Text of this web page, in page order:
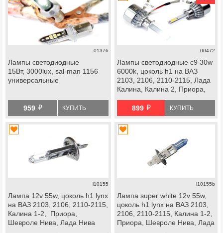
.01376
Лампы светодиодные
15Вт, 3000lux, sal-man 1156
универсальные
959 й КУПИТЬ
.00472
Лампы светодиодные c9 30w
6000k, цоколь h1 на ВАЗ
2103, 2106, 2110-2115, Лада
Калина, Калина 2, Приора,
Нива899 й КУПИТЬ
l10155
Лампа 12v 55w, цоколь h1 lynx
на ВАЗ 2103, 2106, 2110-2115,
Калина 1-2, Приора,
Шевроле Нива, Лада Нива
l10155b
Лампа super white 12v 55w,
цоколь h1 lynx на ВАЗ 2103,
2106, 2110-2115, Калина 1-2,
Приора, Шевроле Нива, Лада